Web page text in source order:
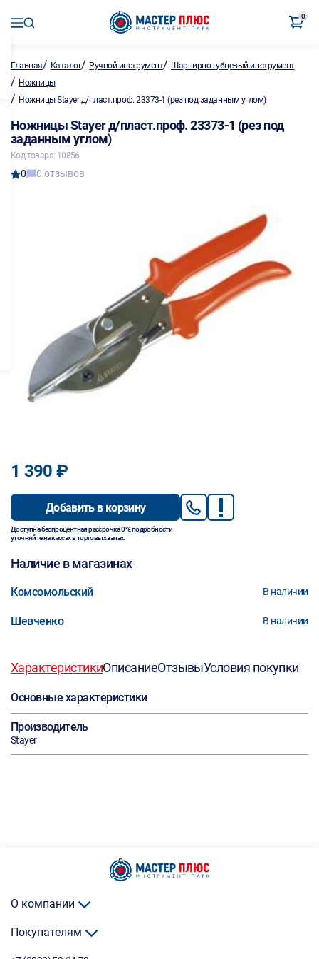
0
Главная/ Каталог/ Ручной инструмент/ Шарнирно-губцевый инструмент
/ Ножницы
/ Ножницы Stayer д/пласт.проф. 23373-1 (рез под заданным углом)
Ножницы Stayer д/пласт.проф. 23373-1 (рез под
заданным углом)
Код товара: 10856
0 0 отзывов
1 390 ₽
Добавить в корзину
Доступна беспроцентная рассрочка 0%, подробности
уточняйте на кассах в торговых залах.
Наличие в магазинах
Комсомольский В наличии
Шевченко В наличии
ХарактеристикиОписаниеОтзывыУсловия покупки
Основные характеристики
Производитель
Stayer
О компании
Покупателям